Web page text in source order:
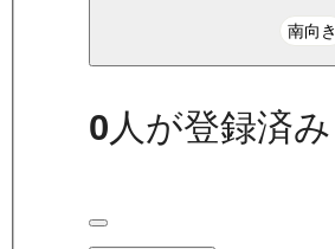
南向き
0 人が登録済み